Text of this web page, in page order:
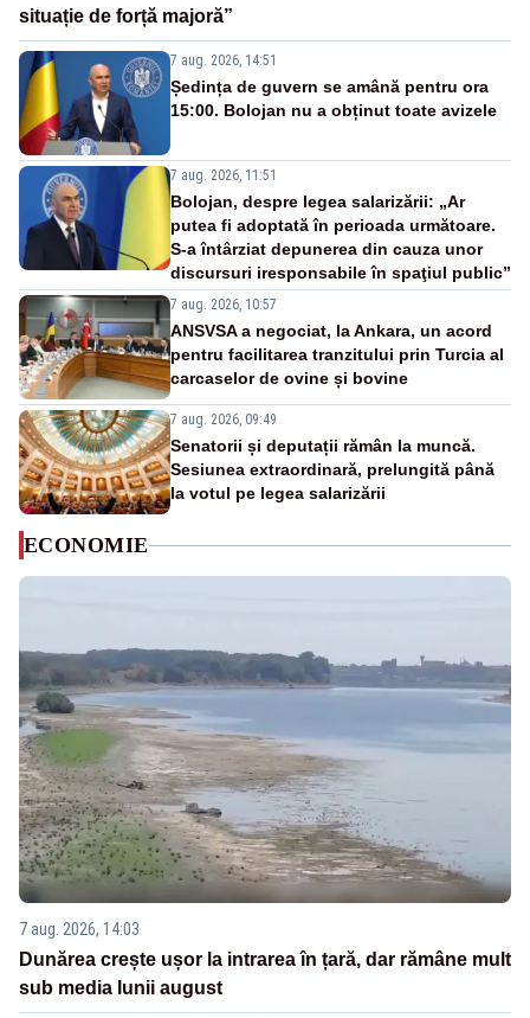
situație de forță majoră”
7 aug. 2026, 14:51
Ședința de guvern se amână pentru ora
15:00. Bolojan nu a obținut toate avizele
7 aug. 2026, 11:51
Bolojan, despre legea salarizării: „Ar
putea fi adoptată în perioada următoare.
S-a întârziat depunerea din cauza unor
discursuri iresponsabile în spaţiul public”
7 aug. 2026, 10:57
ANSVSA a negociat, la Ankara, un acord
pentru facilitarea tranzitului prin Turcia al
carcaselor de ovine și bovine
7 aug. 2026, 09:49
Senatorii și deputații rămân la muncă.
Sesiunea extraordinară, prelungită până
la votul pe legea salarizării
ECONOMIE
7 aug. 2026, 14:03
Dunărea crește ușor la intrarea în țară, dar rămâne mult
sub media lunii august